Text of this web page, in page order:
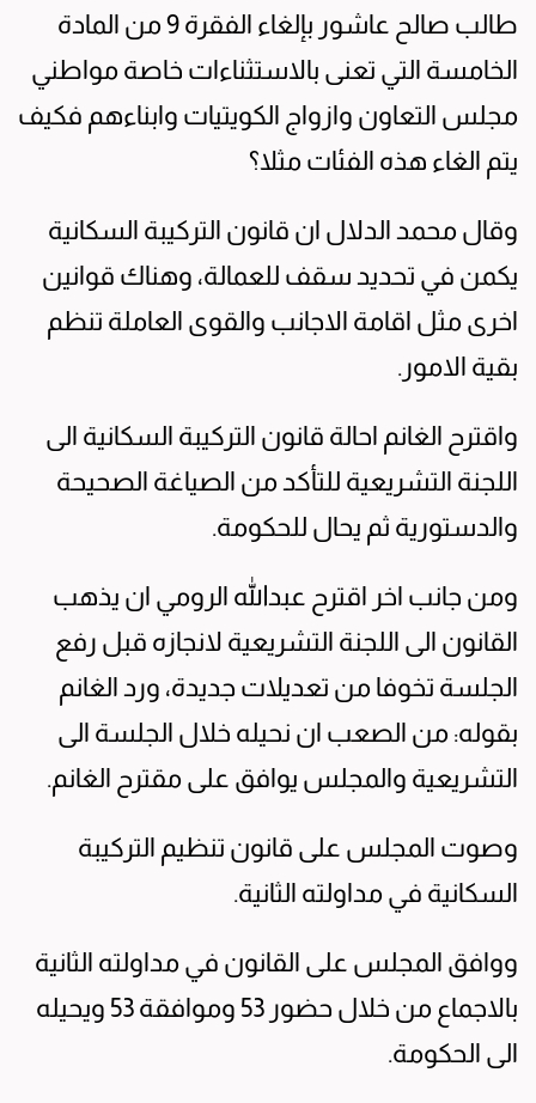
طالب صالح عاشور بإلغاء الفقرة 9 من المادة
الخامسة التي تعنى بالاستثناءات خاصة مواطني
مجلس التعاون وازواج الكويتيات وابناءهم فكيف
يتم الغاء هذه الفئات مثلا؟
وقال محمد الدلال ان قانون التركيبة السكانية
يكمن في تحديد سقف للعمالة، وهناك قوانين
اخرى مثل اقامة الاجانب والقوى العاملة تنظم
بقية الامور.
واقترح الغانم احالة قانون التركيبة السكانية الى
اللجنة التشريعية للتأكد من الصياغة الصحيحة
والدستورية ثم يحال للحكومة.
ومن جانب اخر اقترح عبدالله الرومي ان يذهب
القانون الى اللجنة التشريعية لانجازه قبل رفع
الجلسة تخوفا من تعديلات جديدة، ورد الغانم
بقوله: من الصعب ان نحيله خلال الجلسة الى
التشريعية والمجلس يوافق على مقترح الغانم.
وصوت المجلس على قانون تنظيم التركيبة
السكانية في مداولته الثانية.
ووافق المجلس على القانون في مداولته الثانية
بالاجماع من خلال حضور 53 وموافقة 53 ويحيله
الى الحكومة.